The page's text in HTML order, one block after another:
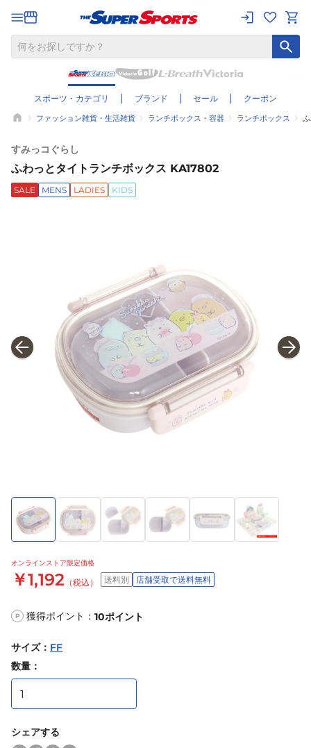
スポーツ・カテゴリ ブランド セール クーポン
ファッション雑貨・生活雑貨 ランチボックス・容器 ランチボックス
すみっコぐらし
ふわっとタイトランチボックス KA17802
SALE MENS LADIES KIDS
オンラインストア限定価格
￥1,192 （税込） 送料別 店舗受取で送料無料
P 獲得ポイント： 10ポイント
サイズ： FF
数量：
シェアする